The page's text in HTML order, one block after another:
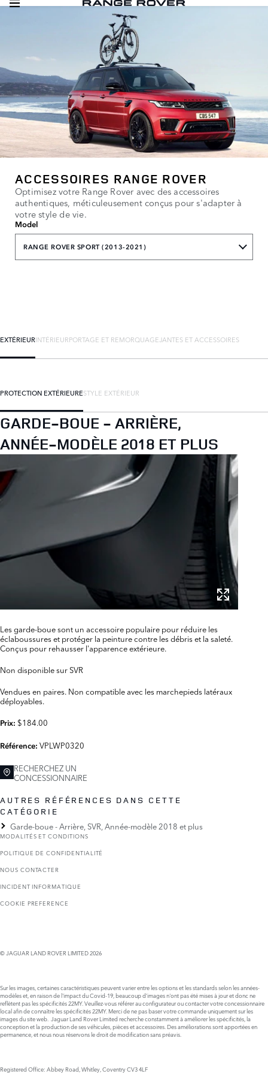
ACCESSOIRES RANGE ROVER
Optimisez votre Range Rover avec des accessoires
authentiques, méticuleusement conçus pour s'adapter à
votre style de vie.
Model
RANGE ROVER SPORT (2013-2021)
EXTÉRIEURINTÉRIEURPORTAGE ET REMORQUAGEJANTES ET ACCESSOIRES
PROTECTION EXTÉRIEURESTYLE EXTÉRIEUR
GARDE-BOUE - ARRIÈRE,
ANNÉE-MODÈLE 2018 ET PLUS
Les garde-boue sont un accessoire populaire pour réduire les
éclaboussures et protéger la peinture contre les débris et la saleté.
Conçus pour rehausser l'apparence extérieure.
Non disponible sur SVR
Vendues en paires. Non compatible avec les marchepieds latéraux
déployables.
Prix: $184.00
Référence: VPLWP0320
RECHERCHEZ UN
CONCESSIONNAIRE
AUTRES RÉFÉRENCES DANS CETTE
CATÉGORIE
Garde-boue - Arrière, SVR, Année-modèle 2018 et plus
MODALITÉS ET CONDITIONS
POLITIQUE DE CONFIDENTIALITÉ
NOUS CONTACTER
INCIDENT INFORMATIQUE
COOKIE PREFERENCE
© JAGUAR LAND ROVER LIMITED 2026
Sur les images, certaines caractéristiques peuvent varier entre les options et les standards selon les années-
modèles et, en raison de l'impact du Covid-19, beaucoup d’images n'ont pas été mises à jour et donc ne
reflètent pas les spécificités 22MY. Veuillez-vous référer au configurateur ou contacter votre concessionnaire
local afin de connaître les spécificités 22MY. Merci de ne pas baser votre commande uniquement sur les
images du site web. Jaguar Land Rover Limited recherche constamment à améliorer les spécificités, la
conception et la production de ses véhicules, pièces et accessoires. Des améliorations sont apportées en
permanence, et nous nous réservons le droit de modification sans préavis.
Registered Office: Abbey Road, Whitley, Coventry CV3 4LF